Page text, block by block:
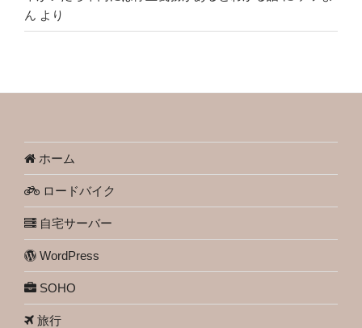
ん より
ホーム
ロードバイク
自宅サーバー
WordPress
SOHO
旅行